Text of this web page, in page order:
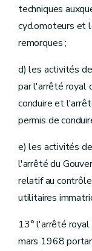
techniques
cyclomoteurs et
remorques ;
d) les activités
par l'arrêté royal
conduire et
permis de
e) les activités
l'arrêté du
relatif au
utilitaires
13° l'arrêté
mars 1968